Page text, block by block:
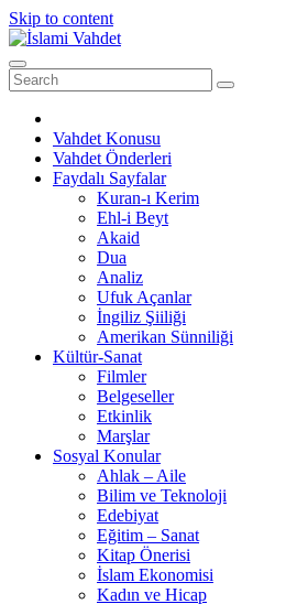
Skip to content
Vahdet Konusu
Vahdet Önderleri
Faydalı Sayfalar
Kuran-ı Kerim
Ehl-i Beyt
Akaid
Dua
Analiz
Ufuk Açanlar
İngiliz Şiiliği
Amerikan Sünniliği
Kültür-Sanat
Filmler
Belgeseller
Etkinlik
Marşlar
Sosyal Konular
Ahlak – Aile
Bilim ve Teknoloji
Edebiyat
Eğitim – Sanat
Kitap Önerisi
İslam Ekonomisi
Kadın ve Hicap